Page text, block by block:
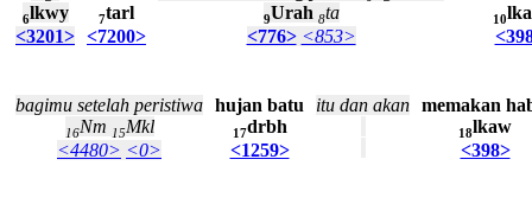
6lkwy
<3201>
7tarl
<7200>
9Urah 8ta
<776> <853>
10
bagimu setelah peristiwa
16Nm 15Mkl
<4480> <0>
hujan batu
17drbh
<1259>
itu dan akan memakan
18lkaw
<398>